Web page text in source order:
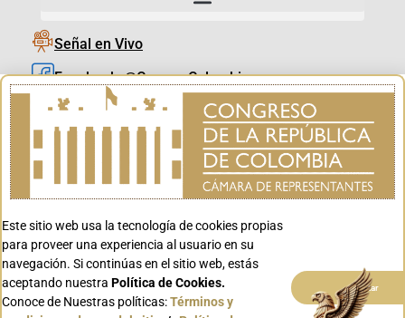
Señal en Vivo
Facebook_@CamaraColombia
Instagram_@CamaraColombia
X_@CamaraColombia
Youtube_@CamaraColombia
Youtube_@CanalCongreso
Este sitio web usa la tecnología de cookies propias
para proveer una experiencia al usuario en su
navegación. Si continúas en el sitio web, estás
aceptando nuestra Política de Cookies.
Conoce de Nuestras políticas:Términos y
Aceptar